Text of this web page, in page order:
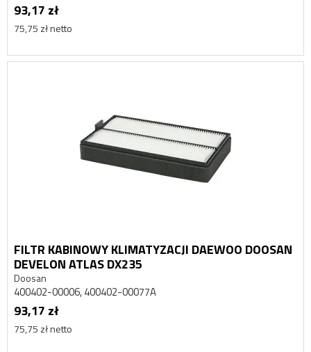
93,17 zł
75,75 zł netto
FILTR KABINOWY KLIMATYZACJI DAEWOO DOOSAN
DEVELON ATLAS DX235
Doosan
400402-00006, 400402-00077A
93,17 zł
75,75 zł netto